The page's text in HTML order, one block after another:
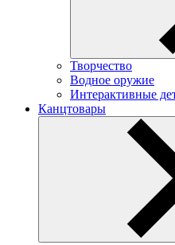
Творчество
Водное оружие
Интерактивные
Канцтовары